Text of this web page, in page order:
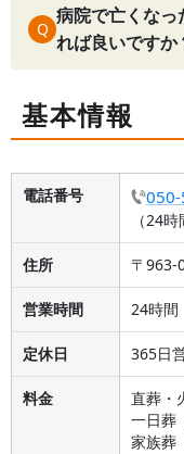
Q
病院で亡くな
れば良いですか
基本情報
電話番号
（24
住所 〒963-
営業時間 24時間
定休日 365日
料金
直葬・
一日葬
家族葬